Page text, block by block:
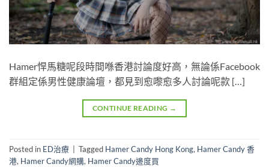
Hamer悍馬糖呢段時間喺香港討論度好高，無論係Facebook
群組定係男性健康論壇，都見到愈嚟愈多人討論呢款 […]
CONTINUE READING →
Posted in ED治療 Tagged Hamer Candy Hong Kong, Hamer Candy 香
港, Hamer Candy網購, Hamer Candy邊度買